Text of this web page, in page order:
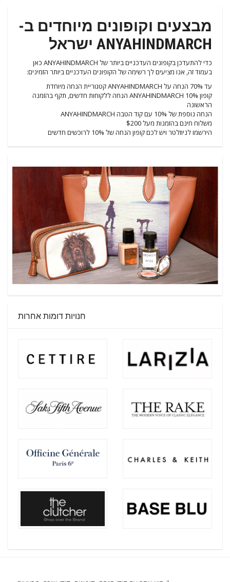
מבצעים וקופונים מיוחדים ב-
ANYAHINDMARCH ישראל
כדי להתעדכן בקופונים העדכניים ביותר של ANYAHINDMARCH כאן
בעמוד זה, אנו מציעים לך רשימה של הקופונים העדכניים ביותר הזמינים:
עד 70% הנחה על ANYAHINDMARCH קטגוריית הנחה מיוחדת
קופון ANYAHINDMARCH 10% הנחה ללקוחות חדשים, תקף בהזמנה
הראשונה
הנחה נוספת של 10% עם קוד הטבה ANYAHINDMARCH
משלוח חינם בהזמנות מעל $200
הירשמו לניוזלטר ויש לכם קופון הנחה של 10% לרוכשים חדשים
חנויות דומות אחרות